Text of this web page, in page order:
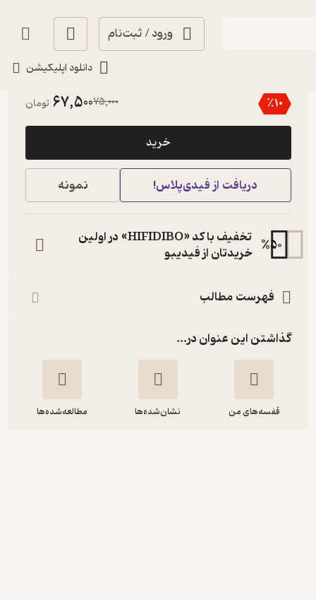
ورود / ثبت‌نام
دانلود اپلیکیشن
٪10
75,000
67,500 تومان
خرید
دریافت از فیدی‌پلاس! نمونه
%50
تخفیف با کد «HIFIDIBO» در اولین
خریدتان از فیدیبو
فهرست مطالب
گذاشتن این عنوان در...
قفسه‌های من نشان‌شده‌ها مطالعه‌شده‌ها